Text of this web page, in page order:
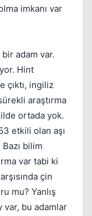
imkanı var
bir adam var.
Hint
çıktı, ingiliz
araştırma
ortada yok.
etkili olan aşı
bilim
var tabi ki
çin
mu? Yanlış
var, bu adamlar